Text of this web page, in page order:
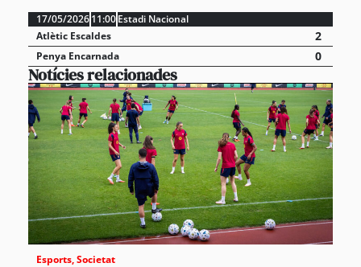
17/05/202611:00Estadi Nacional
Atlètic Escaldes
2
Penya Encarnada 0
Notícies relacionades
Esports,Societat